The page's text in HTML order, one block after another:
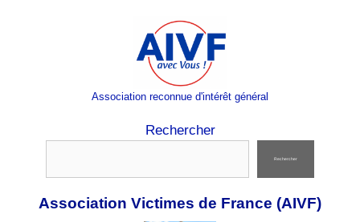
Association reconnue d'intérêt général
Rechercher
Rechercher
Association Victimes de France (AIVF)